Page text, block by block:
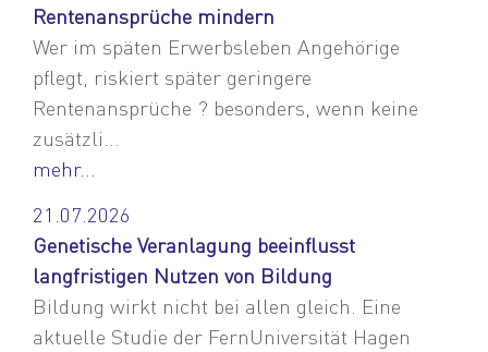
Rentenansprüche mindern
Wer im späten Erwerbsleben Angehörige
pflegt, riskiert später geringere
Rentenansprüche ? besonders, wenn keine
zusätzli...
mehr...
21.07.2026
Genetische Veranlagung beeinflusst
langfristigen Nutzen von Bildung
Bildung wirkt nicht bei allen gleich. Eine
aktuelle Studie der FernUniversität Hagen